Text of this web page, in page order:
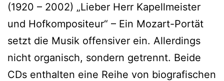
(1920 – 2002) „Lieber Herr Kapellmeister
und Hofkompositeur“ – Ein Mozart-Portät
setzt die Musik offensiver ein. Allerdings
nicht organisch, sondern getrennt. Beide
CDs enthalten eine Reihe von biografischen